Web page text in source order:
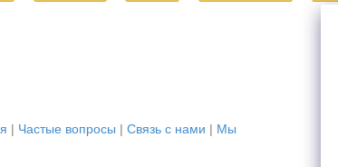
| Частые вопросы | Связь с нами | Мы